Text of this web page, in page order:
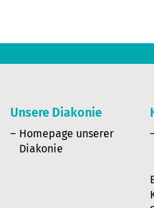
Unsere Diakonie
Homepage unserer
Diakonie